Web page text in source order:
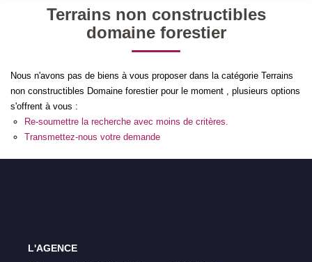
Off Market
Type de bien
Plus de critères
Terrains non constructibles
domaine forestier
Nous n'avons pas de biens à vous proposer dans la catégorie Terrains
non constructibles Domaine forestier pour le moment , plusieurs options
s'offrent à vous :
Re-soumettre la recherche avec moins de critères.
Transmettez-nous votre demande
L'AGENCE